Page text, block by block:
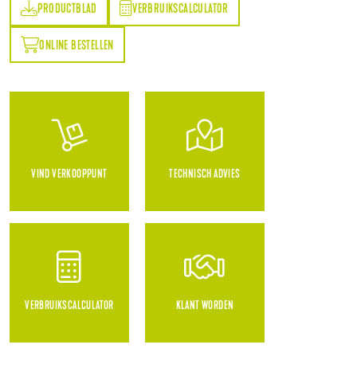
PRODUCTBLAD VERBRUIKSCALCULATOR
VERBRUIKSCALCULATOR
ONLINE BESTELLEN
VIND VERKOOPPUNT TECHNISCH ADVIES
VERBRUIKSCALCULATOR KLANT WORDEN